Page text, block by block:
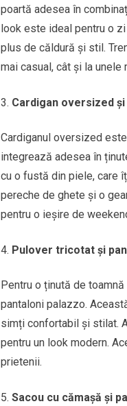
poartă adesea în
look este ideal pentru o
plus de căldură și stil.
mai casual, cât și la
Cardigan oversized
Cardiganul oversized
integrează adesea în
cu o fustă din piele, care
pereche de ghete și o
pentru o ieșire de
Pulover tricotat și
Pentru o ținută de
pantaloni palazzo.
simți confortabil și stilat.
pentru un look modern.
prietenii.
Sacou cu cămașă și